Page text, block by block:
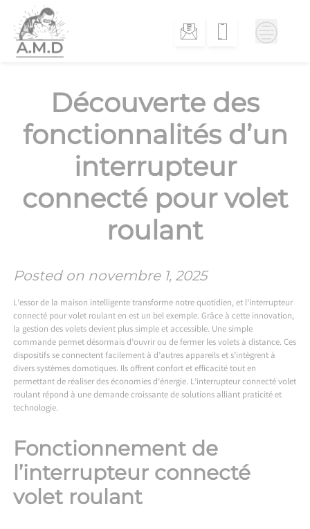
content
Découverte des
fonctionnalités d’un
interrupteur
connecté pour volet
roulant
Posted on novembre 1, 2025
L’essor de la maison intelligente transforme notre quotidien, et l’interrupteur
connecté pour volet roulant en est un bel exemple. Grâce à cette innovation,
la gestion des volets devient plus simple et accessible. Une simple
commande permet désormais d’ouvrir ou de fermer les volets à distance. Ces
dispositifs se connectent facilement à d’autres appareils et s’intègrent à
divers systèmes domotiques. Ils offrent confort et efficacité tout en
permettant de réaliser des économies d’énergie. L’interrupteur connecté volet
roulant répond à une demande croissante de solutions alliant praticité et
technologie.
Fonctionnement de
l’interrupteur connecté
volet roulant